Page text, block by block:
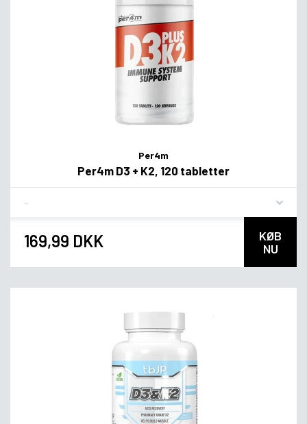
Per4m
Per4m D3 + K2, 120 tabletter
169,99 DKK
KØB
NU